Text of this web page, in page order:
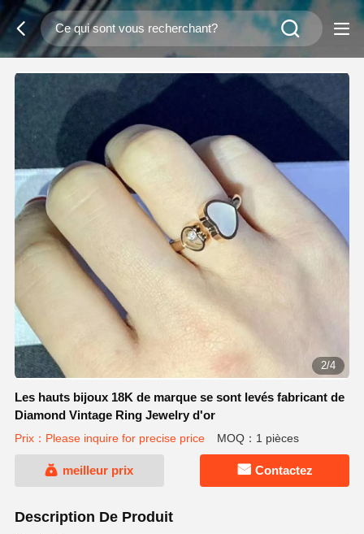
2/4
Les hauts bijoux 18K de marque se sont levés fabricant de
Diamond Vintage Ring Jewelry d'or
Prix：Please inquire for precise price MOQ：1 pièces
meilleur prix Contactez
Description De Produit